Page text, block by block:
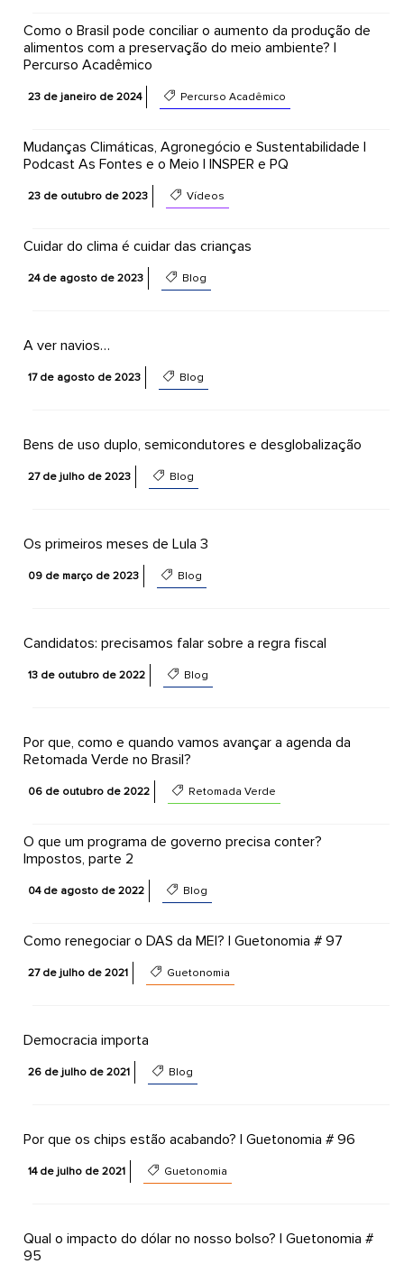
Como o Brasil pode conciliar o aumento da produção de
alimentos com a preservação do meio ambiente? |
Percurso Acadêmico
23 de janeiro de 2024 Percurso Acadêmico
Mudanças Climáticas, Agronegócio e Sustentabilidade |
Podcast As Fontes e o Meio | INSPER e PQ
23 de outubro de 2023 Vídeos
Cuidar do clima é cuidar das crianças
24 de agosto de 2023 Blog
A ver navios…
17 de agosto de 2023 Blog
Bens de uso duplo, semicondutores e desglobalização
27 de julho de 2023 Blog
Os primeiros meses de Lula 3
09 de março de 2023 Blog
Candidatos: precisamos falar sobre a regra fiscal
13 de outubro de 2022 Blog
Por que, como e quando vamos avançar a agenda da
Retomada Verde no Brasil?
06 de outubro de 2022 Retomada Verde
O que um programa de governo precisa conter?
Impostos, parte 2
04 de agosto de 2022 Blog
Como renegociar o DAS da MEI? | Guetonomia # 97
27 de julho de 2021 Guetonomia
Democracia importa
26 de julho de 2021 Blog
Por que os chips estão acabando? | Guetonomia # 96
14 de julho de 2021 Guetonomia
Qual o impacto do dólar no nosso bolso? | Guetonomia #
95